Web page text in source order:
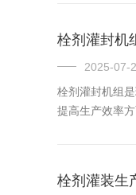
栓剂灌封机
2025-07-
栓剂灌封机组
提高生产效率
栓剂灌装生